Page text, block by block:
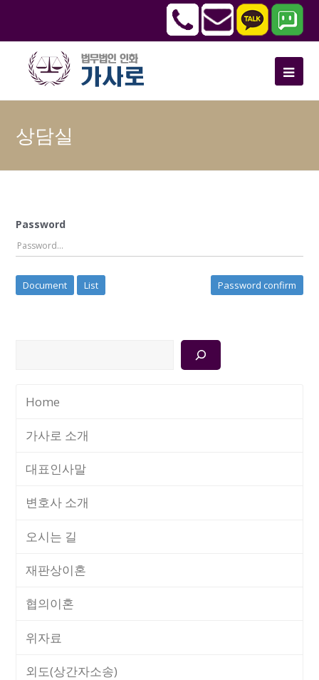
상담실
Password
Document List Password confirm
Home
가사로 소개
대표인사말
변호사 소개
오시는 길
재판상이혼
협의이혼
위자료
외도(상간자소송)